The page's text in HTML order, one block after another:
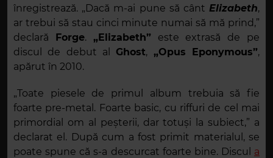
înregistrează. „Dacă m-ai pune să cânt Elizabeth,
ar trebui să stau cinci minute numai să mă prind,”
declară Forge. „Elizabeth”este extrasă de pe
discul de debut al Ghost, „Opus Eponymous”,
apărut în 2010.
„Toate piesele de primul album trebuia să fie
foarte pre-metal. Foarte basic, cu riffuri de cel mai
primordial om al peșterii, dar totuși la subiect,” a
declarat el. După cum a fost primit materialul, se
poate spune că s-a descurcat foarte bine. Discul a